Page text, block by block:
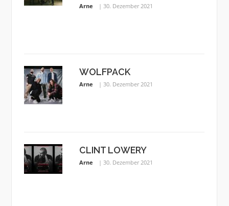
Arne 30. Dezember 2021
WOLFPACK
Arne 30. Dezember 2021
CLINT LOWERY
Arne 30. Dezember 2021